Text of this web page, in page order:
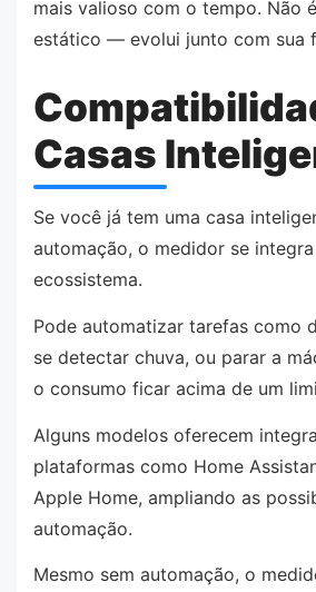
mais valioso com o tempo. Não
estático — evolui junto com sua
Casas
Se você já tem uma casa
automação, o medidor se
ecossistema.
Pode automatizar tarefas como
se detectar chuva, ou parar a
o consumo ficar acima de um
Alguns modelos oferecem
plataformas como Home
Apple Home, ampliando as
automação.
Mesmo sem automação, o